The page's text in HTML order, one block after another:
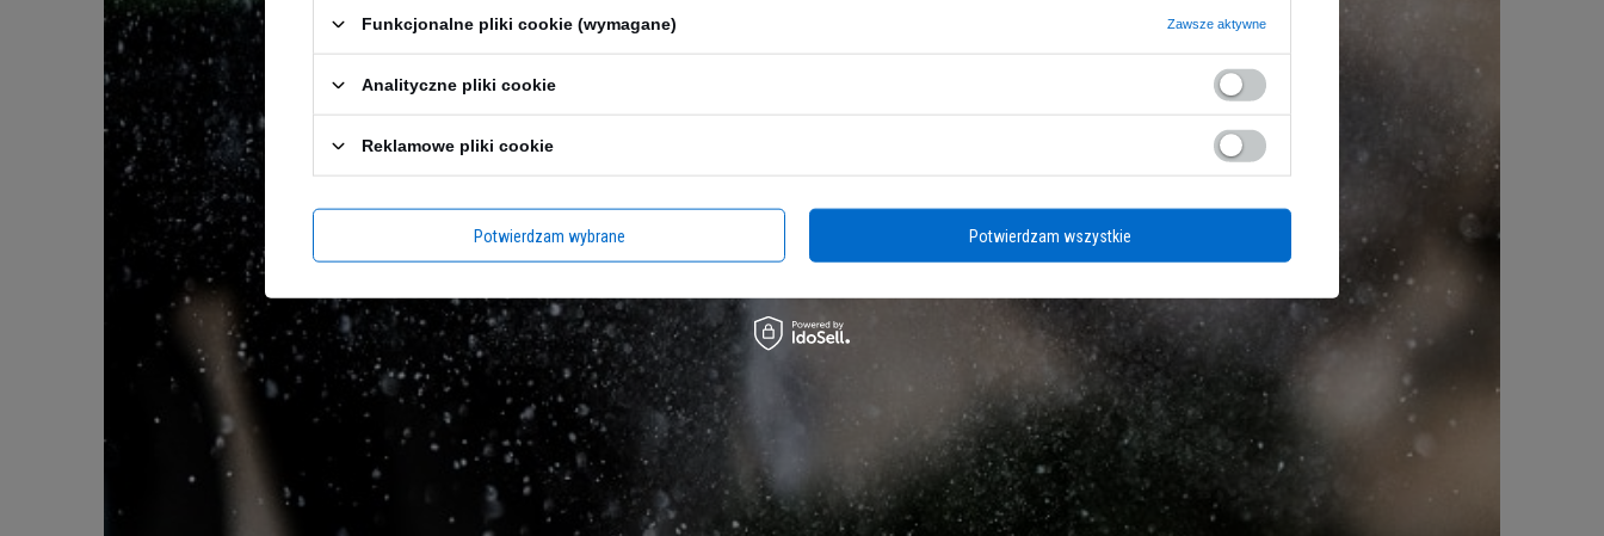
Funkcjonalne pliki cookie (wymagane) Zawsze aktywne
Analityczne pliki cookie
Reklamowe pliki cookie
Potwierdzam wybrane Potwierdzam wszystkie